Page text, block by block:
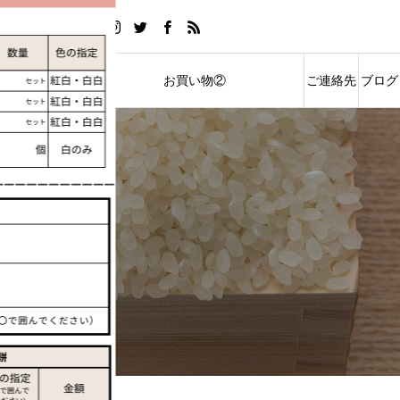
物①
トアへご案内
お買い物②
ソムリエ米オンラインストアへご案内
ご連絡先 ブログ